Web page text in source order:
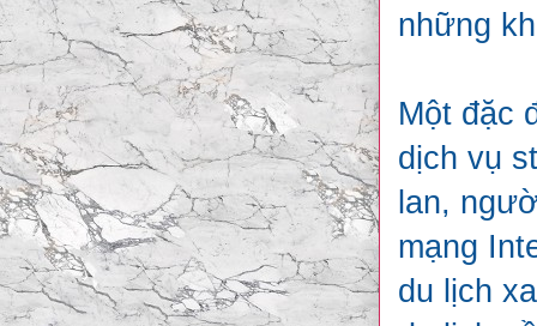
những
Một đặc
dịch vụ
lan,
mạng
du lịch